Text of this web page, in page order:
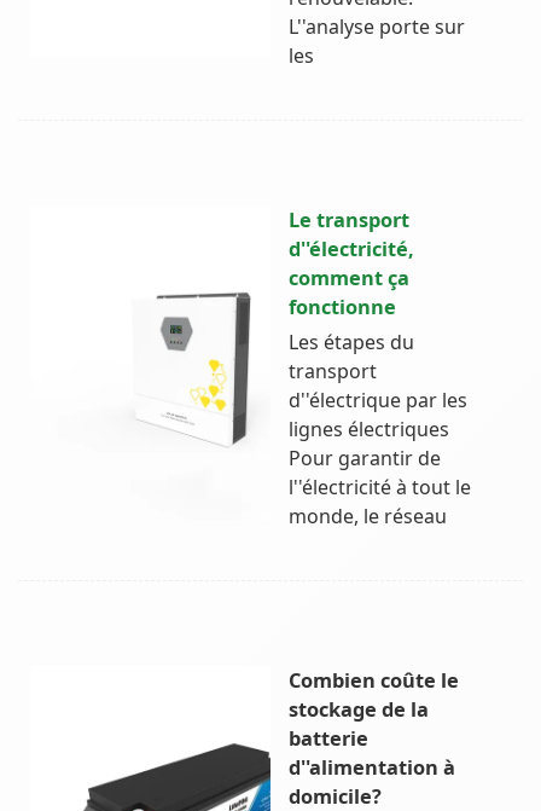
L''analyse porte sur
les
Le transport
d''électricité,
comment ça
fonctionne
Les étapes du
transport
d''électrique par les
lignes électriques
Pour garantir de
l''électricité à tout le
monde, le réseau
Combien coûte le
stockage de la
batterie
d''alimentation à
domicile?